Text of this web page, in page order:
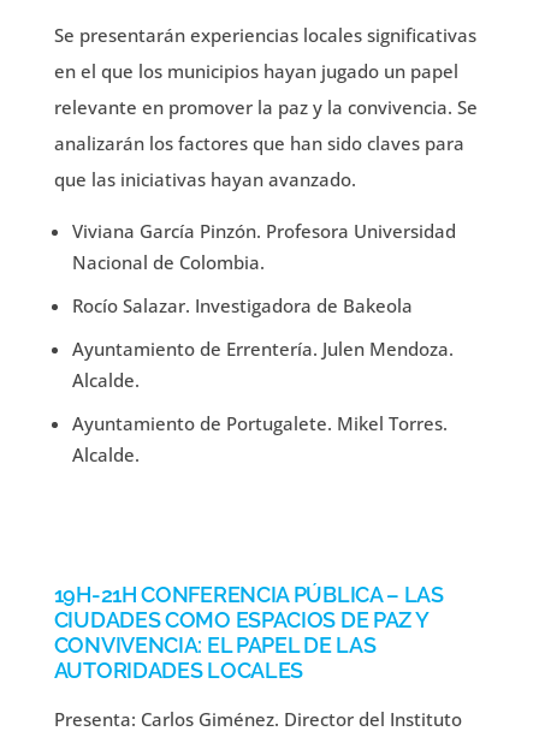
Se presentarán experiencias locales significativas
en el que los municipios hayan jugado un papel
relevante en promover la paz y la convivencia. Se
analizarán los factores que han sido claves para
que las iniciativas hayan avanzado.
Viviana García Pinzón. Profesora Universidad
Nacional de Colombia.
Rocío Salazar. Investigadora de Bakeola
Ayuntamiento de Errentería. Julen Mendoza.
Alcalde.
Ayuntamiento de Portugalete. Mikel Torres.
Alcalde.
19H-21H CONFERENCIA PÚBLICA – LAS
CIUDADES COMO ESPACIOS DE PAZ Y
CONVIVENCIA: EL PAPEL DE LAS
AUTORIDADES LOCALES
Presenta: Carlos Giménez. Director del Instituto